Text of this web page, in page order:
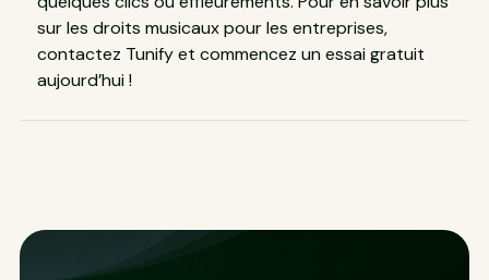
sur les droits musicaux pour les entreprises,
contactez Tunify et commencez un essai gratuit
aujourd’hui !